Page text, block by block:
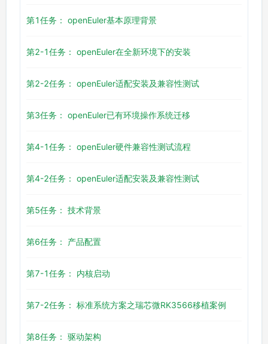
第1任务： openEuler基本原理背景
第2-1任务： openEuler在全新环境下的安装
第2-2任务： openEuler适配安装及兼容性测试
第3任务： openEuler已有环境操作系统迁移
第4-1任务： openEuler硬件兼容性测试流程
第4-2任务： openEuler适配安装及兼容性测试
第5任务： 技术背景
第6任务： 产品配置
第7-1任务： 内核启动
第7-2任务： 标准系统方案之瑞芯微RK3566移植案例
第8任务： 驱动架构